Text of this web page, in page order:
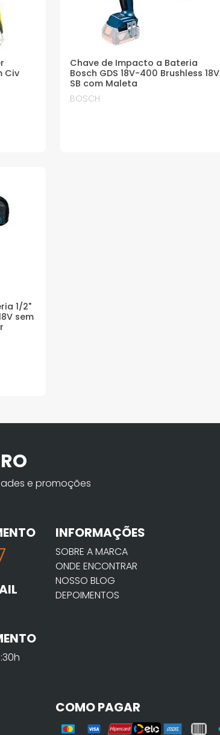
Civ
Chave de Impacto a Bateria
Bosch GDS 18V-400 Brushless 18V
SB com Maleta
BOSCH
1/2"
sem
e promoções
INFORMAÇÕES
SOBRE A MARCA
ONDE ENCONTRAR
NOSSO BLOG
DEPOIMENTOS
COMO PAGAR